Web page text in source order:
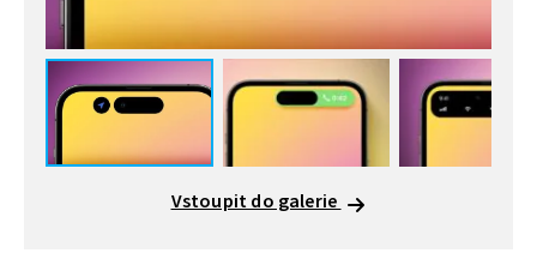
Vstoupit do galerie